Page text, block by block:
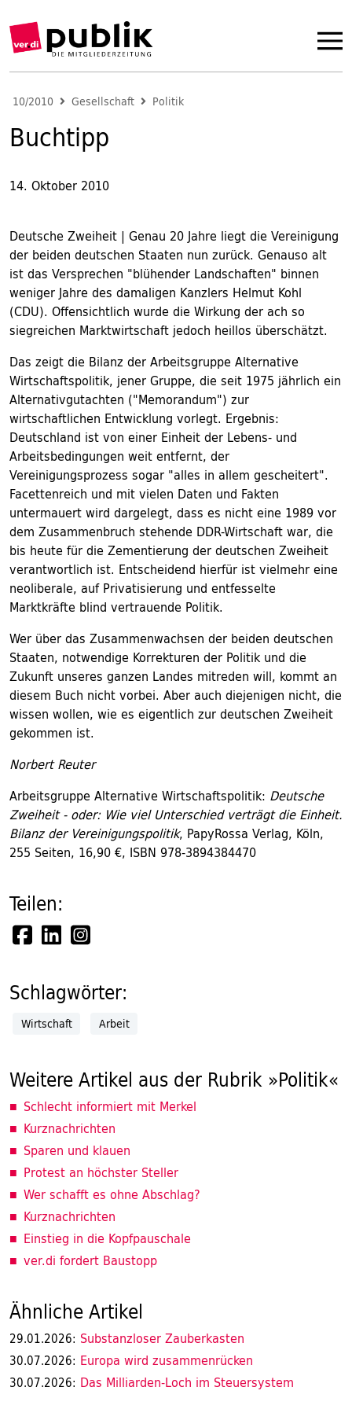
10/2010 Gesellschaft Politik
Buchtipp
14. Oktober 2010
Deutsche Zweiheit | Genau 20 Jahre liegt die Vereinigung
der beiden deutschen Staaten nun zurück. Genauso alt
ist das Versprechen "blühender Landschaften" binnen
weniger Jahre des damaligen Kanzlers Helmut Kohl
(CDU). Offensichtlich wurde die Wirkung der ach so
siegreichen Marktwirtschaft jedoch heillos überschätzt.
Das zeigt die Bilanz der Arbeitsgruppe Alternative
Wirtschaftspolitik, jener Gruppe, die seit 1975 jährlich ein
Alternativgutachten ("Memorandum") zur
wirtschaftlichen Entwicklung vorlegt. Ergebnis:
Deutschland ist von einer Einheit der Lebens- und
Arbeitsbedingungen weit entfernt, der
Vereinigungsprozess sogar "alles in allem gescheitert".
Facettenreich und mit vielen Daten und Fakten
untermauert wird dargelegt, dass es nicht eine 1989 vor
dem Zusammenbruch stehende DDR-Wirtschaft war, die
bis heute für die Zementierung der deutschen Zweiheit
verantwortlich ist. Entscheidend hierfür ist vielmehr eine
neoliberale, auf Privatisierung und entfesselte
Marktkräfte blind vertrauende Politik.
Wer über das Zusammenwachsen der beiden deutschen
Staaten, notwendige Korrekturen der Politik und die
Zukunft unseres ganzen Landes mitreden will, kommt an
diesem Buch nicht vorbei. Aber auch diejenigen nicht, die
wissen wollen, wie es eigentlich zur deutschen Zweiheit
gekommen ist.
Norbert Reuter
Arbeitsgruppe Alternative Wirtschaftspolitik: Deutsche
Zweiheit - oder: Wie viel Unterschied verträgt die Einheit.
Bilanz der Vereinigungspolitik, PapyRossa Verlag, Köln,
255 Seiten, 16,90 €, ISBN 978-3894384470
Teilen:
Schlagwörter:
Wirtschaft Arbeit
Weitere Artikel aus der Rubrik »Politik«
Schlecht informiert mit Merkel
Kurznachrichten
Sparen und klauen
Protest an höchster Steller
Wer schafft es ohne Abschlag?
Kurznachrichten
Einstieg in die Kopfpauschale
ver.di fordert Baustopp
Ähnliche Artikel
29.01.2026: Substanzloser Zauberkasten
30.07.2026: Europa wird zusammenrücken
30.07.2026: Das Milliarden-Loch im Steuersystem